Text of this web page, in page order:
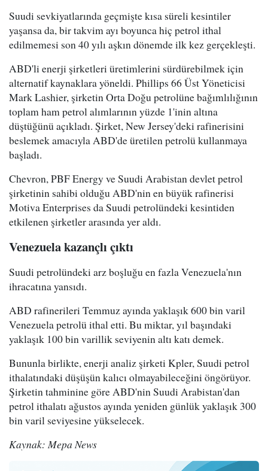
Suudi sevkiyatlarında geçmişte kısa süreli kesintiler
yaşansa da, bir takvim ayı boyunca hiç petrol ithal
edilmemesi son 40 yılı aşkın dönemde ilk kez gerçekleşti.
ABD'li enerji şirketleri üretimlerini sürdürebilmek için
alternatif kaynaklara yöneldi. Phillips 66 Üst Yöneticisi
Mark Lashier, şirketin Orta Doğu petrolüne bağımlılığının
toplam ham petrol alımlarının yüzde 1'inin altına
düştüğünü açıkladı. Şirket, New Jersey'deki rafinerisini
beslemek amacıyla ABD'de üretilen petrolü kullanmaya
başladı.
Chevron, PBF Energy ve Suudi Arabistan devlet petrol
şirketinin sahibi olduğu ABD'nin en büyük rafinerisi
Motiva Enterprises da Suudi petrolündeki kesintiden
etkilenen şirketler arasında yer aldı.
Venezuela kazançlı çıktı
Suudi petrolündeki arz boşluğu en fazla Venezuela'nın
ihracatına yansıdı.
ABD rafinerileri Temmuz ayında yaklaşık 600 bin varil
Venezuela petrolü ithal etti. Bu miktar, yıl başındaki
yaklaşık 100 bin varillik seviyenin altı katı demek.
Bununla birlikte, enerji analiz şirketi Kpler, Suudi petrol
ithalatındaki düşüşün kalıcı olmayabileceğini öngörüyor.
Şirketin tahminine göre ABD'nin Suudi Arabistan'dan
petrol ithalatı ağustos ayında yeniden günlük yaklaşık 300
bin varil seviyesine yükselecek.
Kaynak: Mepa News